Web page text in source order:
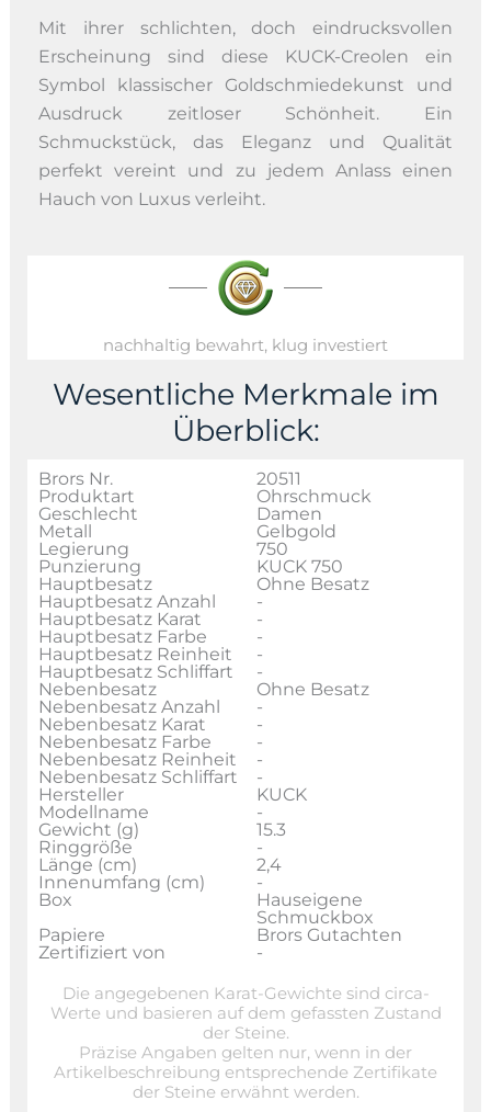
Mit ihrer schlichten, doch eindrucksvollen
Erscheinung sind diese KUCK-Creolen ein
Symbol klassischer Goldschmiedekunst und
Ausdruck zeitloser Schönheit. Ein
Schmuckstück, das Eleganz und Qualität
perfekt vereint und zu jedem Anlass einen
Hauch von Luxus verleiht.
nachhaltig bewahrt, klug investiert
Wesentliche Merkmale im
Überblick:
Brors Nr.
20511
Produktart
Ohrschmuck
Geschlecht
Damen
Metall
Gelbgold
Legierung
750
Punzierung
KUCK 750
Hauptbesatz
Ohne Besatz
Hauptbesatz Anzahl
-
Hauptbesatz Karat
-
Hauptbesatz Farbe
-
Hauptbesatz Reinheit
-
Hauptbesatz Schliffart
-
Nebenbesatz
Ohne Besatz
Nebenbesatz Anzahl
-
Nebenbesatz Karat
-
Nebenbesatz Farbe
-
Nebenbesatz Reinheit
-
Nebenbesatz Schliffart
-
Hersteller
KUCK
Modellname
-
Gewicht (g)
15.3
Ringgröße
-
Länge (cm)
2,4
Innenumfang (cm)
-
Box
Hauseigene
Schmuckbox
Papiere
Brors Gutachten
Zertifiziert von
-
Die angegebenen Karat-Gewichte sind circa-
Werte und basieren auf dem gefassten Zustand
der Steine.
Präzise Angaben gelten nur, wenn in der
Artikelbeschreibung entsprechende Zertifikate
der Steine erwähnt werden.